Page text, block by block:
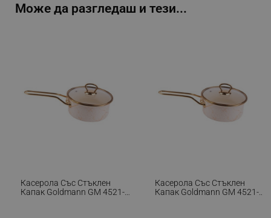
Може да разгледаш и тези...
Касерола Със Стъклен
Капак Goldmann GM 4521-
Касерола Със Стъклен
Капак Goldmann GM 4521-